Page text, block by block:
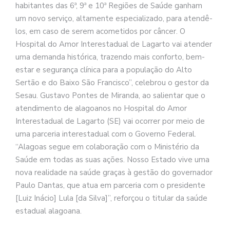
habitantes das 6ª, 9ª e 10ª Regiões de Saúde ganham
um novo serviço, altamente especializado, para atendê-
los, em caso de serem acometidos por câncer. O
Hospital do Amor Interestadual de Lagarto vai atender
uma demanda histórica, trazendo mais conforto, bem-
estar e segurança clínica para a população do Alto
Sertão e do Baixo São Francisco”, celebrou o gestor da
Sesau. Gustavo Pontes de Miranda, ao salientar que o
atendimento de alagoanos no Hospital do Amor
Interestadual de Lagarto (SE) vai ocorrer por meio de
uma parceria interestadual com o Governo Federal.
“Alagoas segue em colaboração com o Ministério da
Saúde em todas as suas ações. Nosso Estado vive uma
nova realidade na saúde graças à gestão do governador
Paulo Dantas, que atua em parceria com o presidente
[Luiz Inácio] Lula [da Silva]”, reforçou o titular da saúde
estadual alagoana.